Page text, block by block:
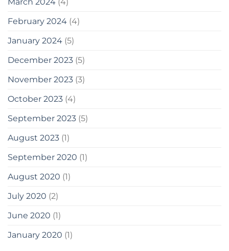
February 2024 (4)
January 2024 (5)
December 2023 (5)
November 2023 (3)
October 2023 (4)
September 2023 (5)
August 2023 (1)
September 2020 (1)
August 2020 (1)
July 2020 (2)
June 2020 (1)
January 2020 (1)